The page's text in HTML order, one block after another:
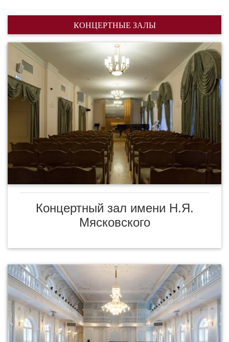
КОНЦЕРТНЫЕ ЗАЛЫ
Концертный зал имени Н.Я.
Мясковского